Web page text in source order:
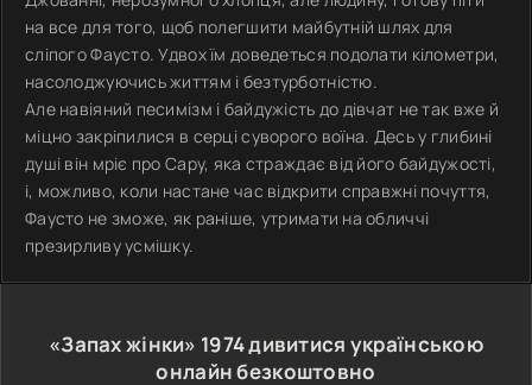
на все для того, щоб полегшити майбутній шлях для
сліпого Фаусто. Удвох їм доведеться подолати кілометри,
насолоджуючись життям і безтурботністю.
Але навіяний песимізм і байдужість до дівчат не так вже й
міцно закріпилися в серці суворого воїна. Десь у глибині
душі він мріє про Сару, яка страждає від його байдужості,
і, можливо, коли настане час відкрити справжні почуття,
Фаусто не зможе, як раніше, утримати на обличчі
презирливу усмішку.
«Запах жінки» 1974дивитися українською
онлайн безкоштовно